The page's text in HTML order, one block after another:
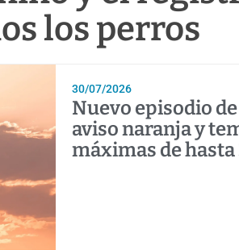
los perros
30/07/2026
Nuevo episodio
aviso naranja y
máximas de hasta